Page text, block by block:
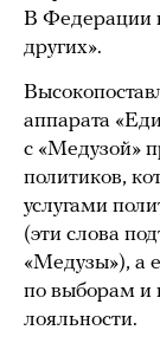
В Федерации
других».
аппарата
с «Медузой»
политиков,
услугами
(эти слова
«Медузы»), а
по выборам и
лояльности.